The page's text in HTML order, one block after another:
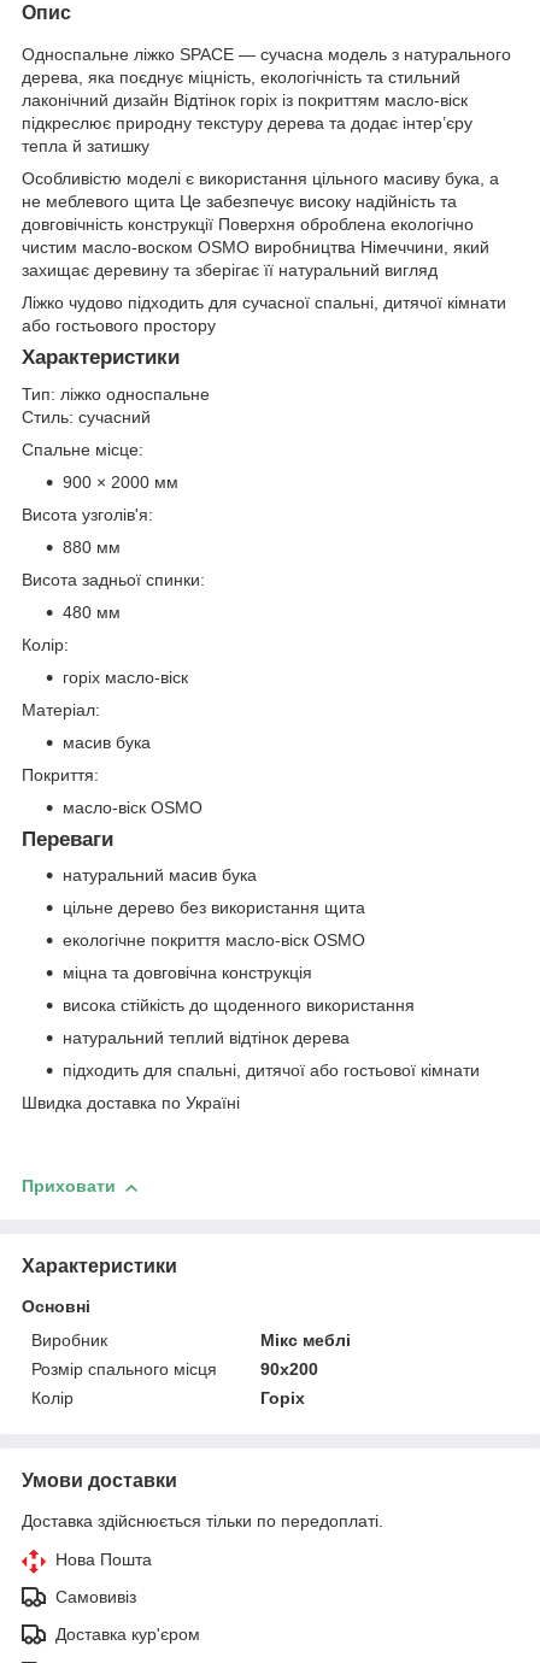
Опис
Односпальне ліжко SPACE — сучасна модель з натурального
дерева, яка поєднує міцність, екологічність та стильний
лаконічний дизайн Відтінок горіх із покриттям масло-віск
підкреслює природну текстуру дерева та додає інтер’єру
тепла й затишку
Особливістю моделі є використання цільного масиву бука, а
не меблевого щита Це забезпечує високу надійність та
довговічність конструкції Поверхня оброблена екологічно
чистим масло-воском OSMO виробництва Німеччини, який
захищає деревину та зберігає її натуральний вигляд
Ліжко чудово підходить для сучасної спальні, дитячої кімнати
або гостьового простору
Характеристики
Тип: ліжко односпальне
Стиль: сучасний
Спальне місце:
900 × 2000 мм
Висота узголів'я:
880 мм
Висота задньої спинки:
480 мм
Колір:
горіх масло-віск
Матеріал:
масив бука
Покриття:
масло-віск OSMO
Переваги
натуральний масив бука
цільне дерево без використання щита
екологічне покриття масло-віск OSMO
міцна та довговічна конструкція
висока стійкість до щоденного використання
натуральний теплий відтінок дерева
підходить для спальні, дитячої або гостьової кімнати
Швидка доставка по Україні
Приховати
Характеристики
Основні
Виробник
Мікс меблі
Розмір спального місця
90х200
Колір
Горіх
Умови доставки
Доставка здійснюється тільки по передоплаті.
Нова Пошта
Самовивіз
Доставка кур'єром